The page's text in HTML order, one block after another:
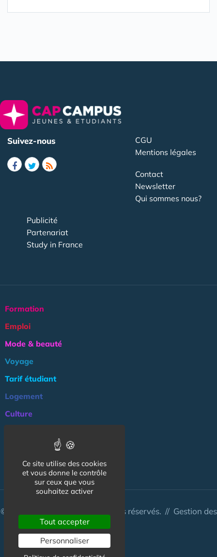
Suivez-nous
CGU
Mentions légales
Contact
Newsletter
Qui sommes nous?
Publicité
Partenariat
Study in France
Formation
Emploi
Mode & beauté
Voyage
Tarif étudiant
Logement
Culture
NOS AUTRES SITES :
© CapCampus 2026 - Tous droits réservés. // Gestion des
Ce site utilise des cookies
et vous donne le contrôle
sur ceux que vous
souhaitez activer
Tout accepter
Personnaliser